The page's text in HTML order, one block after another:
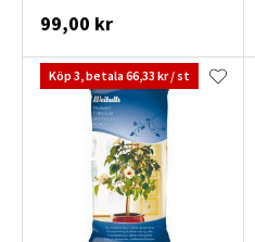
99,00 kr
Köp 3, betala 66,33 kr / st